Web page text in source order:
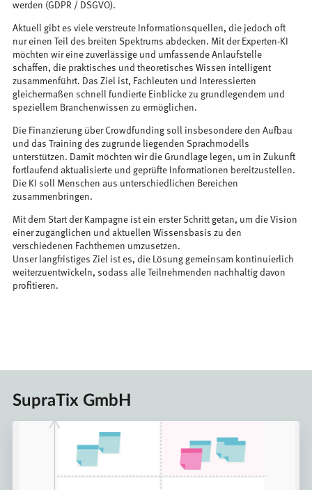
werden (GDPR / DSGVO).
Aktuell gibt es viele verstreute Informationsquellen, die jedoch oft
nur einen Teil des breiten Spektrums abdecken. Mit der Experten-KI
möchten wir eine zuverlässige und umfassende Anlaufstelle
schaffen, die praktisches und theoretisches Wissen intelligent
zusammenführt. Das Ziel ist, Fachleuten und Interessierten
gleichermaßen schnell fundierte Einblicke zu grundlegendem und
speziellem Branchenwissen zu ermöglichen.
Die Finanzierung über Crowdfunding soll insbesondere den Aufbau
und das Training des zugrunde liegenden Sprachmodells
unterstützen. Damit möchten wir die Grundlage legen, um in Zukunft
fortlaufend aktualisierte und geprüfte Informationen bereitzustellen.
Die KI soll Menschen aus unterschiedlichen Bereichen
zusammenbringen.
Mit dem Start der Kampagne ist ein erster Schritt getan, um die Vision
einer zugänglichen und aktuellen Wissensbasis zu den
verschiedenen Fachthemen umzusetzen.
Unser langfristiges Ziel ist es, die Lösung gemeinsam kontinuierlich
weiterzuentwickeln, sodass alle Teilnehmenden nachhaltig davon
profitieren.
SupraTix GmbH